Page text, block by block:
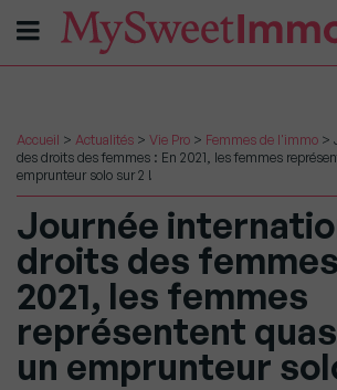
Accueil > Actualités > Vie Pro > Femmes de l'immo >
des droits des femmes : En 2021, les femmes
emprunteur solo sur 2 !
Journée
droits des femmes
2021, les femmes
représentent
un emprunteur